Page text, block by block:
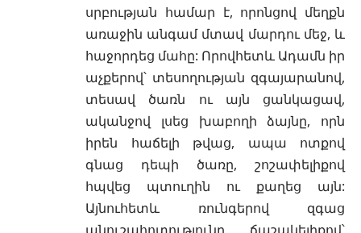
սրբության համար է, որոնցով մեղքն
առաջին անգամ մտավ մարդու մեջ, և
հաջորդեց մահը: Որովհետև Ադամն իր
աչքերով՝ տեսողության զգայարանով,
տեսավ ծառն ու այն ցանկացավ,
ականջով լսեց խաբողի ձայնը, որն
իրեն հաճելի թվաց, ապա ոտքով
գնաց դեպի ծառը, շոշափելիքով
հպվեց պտուղին ու քաղեց այն:
Այնուհետև ռունգերով զգաց